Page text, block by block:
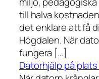
till halva
det enklare att få
Högdalen. När
fungera […]
Datorhjälp på